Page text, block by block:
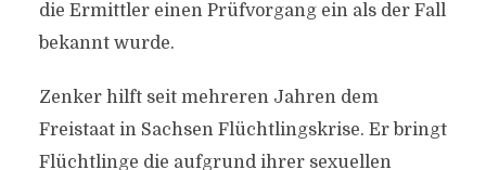
die Ermittler einen Prüfvorgang ein als der Fall
bekannt wurde.
Zenker hilft seit mehreren Jahren dem
Freistaat in Sachsen Flüchtlingskrise. Er bringt
Flüchtlinge die aufgrund ihrer sexuellen